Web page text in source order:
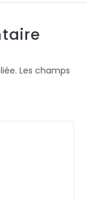
Les champs